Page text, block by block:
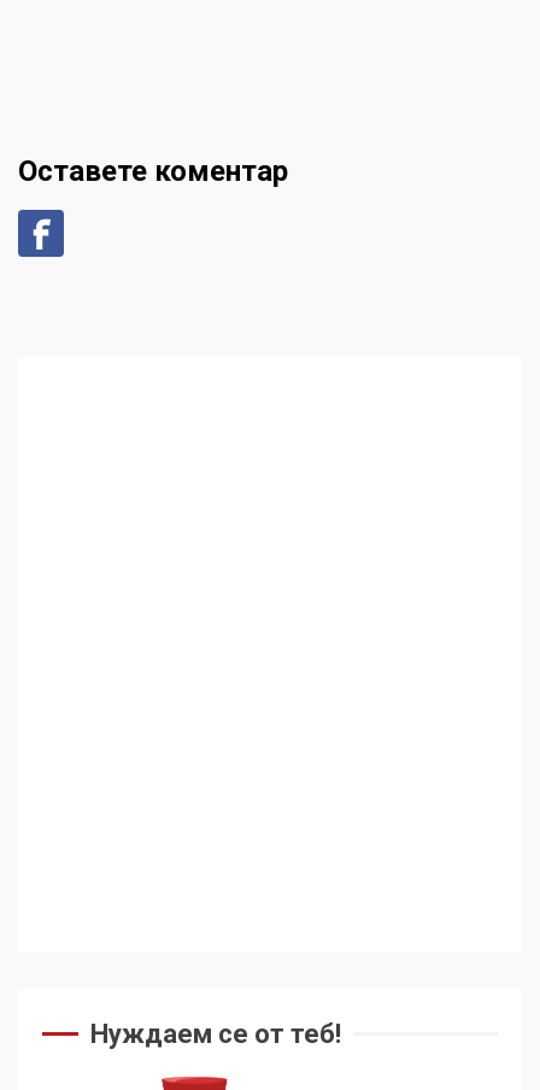
Оставете коментар
Нуждаем се от теб!
5